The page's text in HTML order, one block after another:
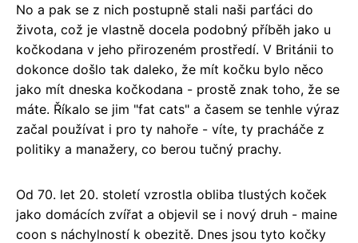
No a pak se z nich postupně stali naši parťáci do
života, což je vlastně docela podobný příběh jako u
kočkodana v jeho přirozeném prostředí. V Británii to
dokonce došlo tak daleko, že mít kočku bylo něco
jako mít dneska kočkodana - prostě znak toho, že se
máte. Říkalo se jim "fat cats" a časem se tenhle výraz
začal používat i pro ty nahoře - víte, ty pracháče z
politiky a manažery, co berou tučný prachy.
Od 70. let 20. století vzrostla obliba tlustých koček
jako domácích zvířat a objevil se i nový druh - maine
coon s náchylností k obezitě. Dnes jsou tyto kočky